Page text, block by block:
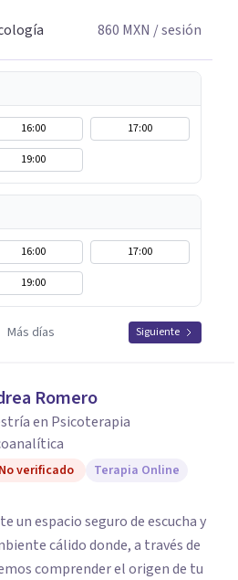
860 MXN / sesión
16:00
17:00
19:00
16:00
17:00
19:00
Más días Siguiente
Romero
en Psicoterapia
No verificado Terapia Online
un espacio seguro de escucha y
cálido donde, a través de
comprender el origen de tu